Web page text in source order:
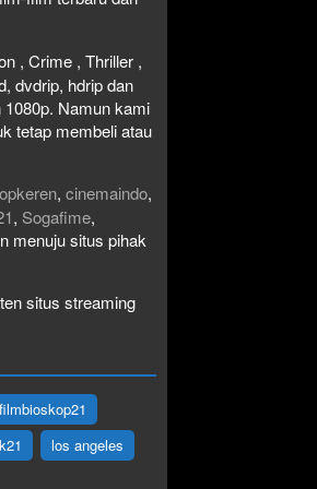
, Crime , Thriller ,
dvdrip, hdrip dan
Namun kami
tetap membeli atau
, cinemaindo,
, Sogafime,
menuju situs pihak
situs streaming
filmbioskop21
los angeles